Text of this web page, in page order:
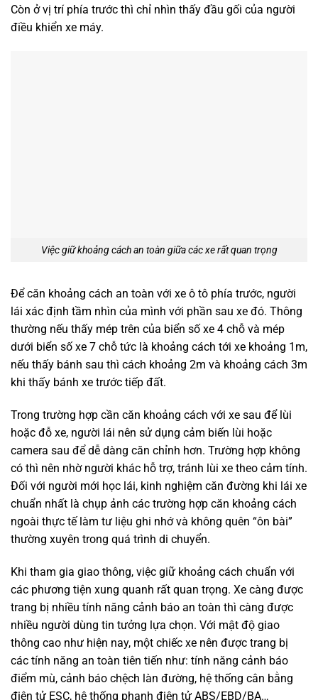
Còn ở vị trí phía trước thì chỉ nhìn thấy đầu gối của người
điều khiển xe máy.
Việc giữ khoảng cách an toàn giữa các xe rất quan trọng
Để căn khoảng cách an toàn với xe ô tô phía trước, người
lái xác định tầm nhìn của mình với phần sau xe đó. Thông
thường nếu thấy mép trên của biển số xe 4 chỗ và mép
dưới biển số xe 7 chỗ tức là khoảng cách tới xe khoảng 1m,
nếu thấy bánh sau thì cách khoảng 2m và khoảng cách 3m
khi thấy bánh xe trước tiếp đất.
Trong trường hợp cần căn khoảng cách với xe sau để lùi
hoặc đỗ xe, người lái nên sử dụng cảm biến lùi hoặc
camera sau để dễ dàng căn chỉnh hơn. Trường hợp không
có thì nên nhờ người khác hỗ trợ, tránh lùi xe theo cảm tính.
Đối với người mới học lái, kinh nghiệm căn đường khi lái xe
chuẩn nhất là chụp ảnh các trường hợp căn khoảng cách
ngoài thực tế làm tư liệu ghi nhớ và không quên “ôn bài”
thường xuyên trong quá trình di chuyển.
Khi tham gia giao thông, việc giữ khoảng cách chuẩn với
các phương tiện xung quanh rất quan trọng. Xe càng được
trang bị nhiều tính năng cảnh báo an toàn thì càng được
nhiều người dùng tin tưởng lựa chọn. Với mật độ giao
thông cao như hiện nay, một chiếc xe nên được trang bị
các tính năng an toàn tiên tiến như: tính năng cảnh báo
điểm mù, cảnh báo chệch làn đường, hệ thống cân bằng
điện tử ESC, hệ thống phanh điện tử ABS/EBD/BA…